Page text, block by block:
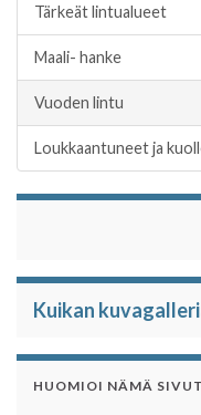
Tärkeät lintualueet
Maali- hanke
Vuoden lintu
Loukkaantuneet ja
Kuikan
HUOMIOI NÄMÄ